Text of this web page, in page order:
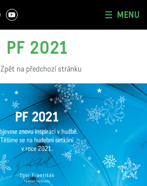
MENU
PF 2021
Zpět na předchozí stránku